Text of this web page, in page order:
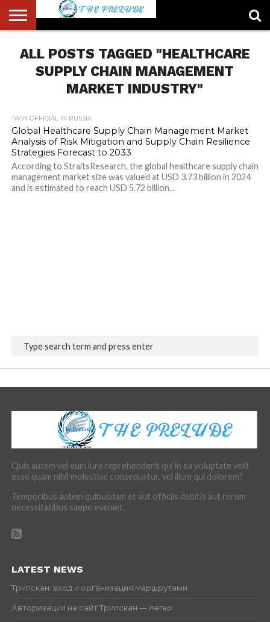
US
ACCOUNT
AUTHORS
LIST
FULL-
WIDTH
PAGE
HOME
LATEST
NEWS
LOGIN
LOGOUT
MEMBERS
PASSWORD
RESET
REGISTER
SAMPLE
PAGE
TYPOGRAPHY
USER
ALL POSTS TAGGED "HEALTHCARE
SUPPLY CHAIN MANAGEMENT
MARKET INDUSTRY"
1WIN OFFICIAL IN RUSSIA
Global Healthcare Supply Chain Management Market
Analysis of Risk Mitigation and Supply Chain Resilience
Strategies Forecast to 2033
According to StraitsResearch, the global healthcare supply chain
management market size was valued at USD 3.73 billion in 2024
and is estimated to reach USD 5.72 billion...
Quis autem vel eum iure reprehenderit qui in ea voluptate velit
esse quam nihil molestiae consequatur, vel illum qui dolorem?
Temporibus autem quibusdam et aut officiis debitis aut rerum
necessitatibus saepe eveniet.
LATEST NEWS
Трипскан: вход и организация маршрутами
Авторизация на сайт Трипскан — легко